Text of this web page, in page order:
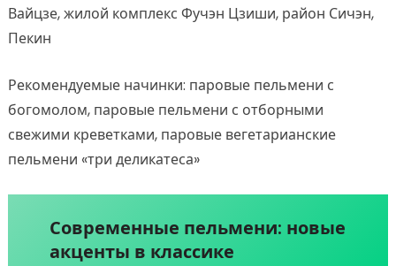
Вайцзе, жилой комплекс Фучэн Цзиши, район Сичэн,
Пекин
Рекомендуемые начинки: паровые пельмени с
богомолом, паровые пельмени с отборными
свежими креветками, паровые вегетарианские
пельмени «три деликатеса»
Современные пельмени: новые
акценты в классике